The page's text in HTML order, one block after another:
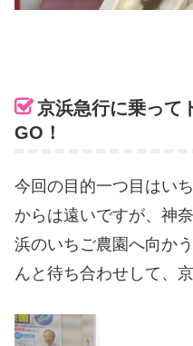
京浜急行に乗って
GO！
今回の目的一つ目はい
からは遠いですが、神
浜のいちご農園へ向か
んと待ち合わせして、